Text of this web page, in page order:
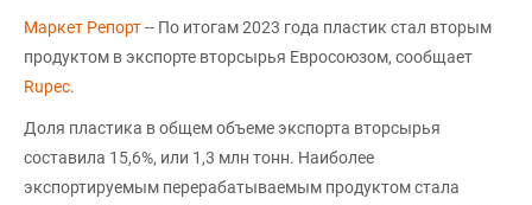
Маркет Репорт-- По итогам 2023 года пластик стал вторым
продуктом в экспорте вторсырья Евросоюзом, сообщает
Rupec.
Доля пластика в общем объеме экспорта вторсырья
составила 15,6%, или 1,3 млн тонн. Наиболее
экспортируемым перерабатываемым продуктом стала